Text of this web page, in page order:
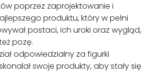
poprzez zaprojektowanie i
produktu, który w pełni
postaci, ich uroki oraz wygląd,
pozę.
odpowiedzialny za figurki
swoje produkty, aby stały się